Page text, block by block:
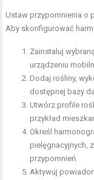
Ustaw przypomnienia o
Aby skonfigurować
Zainstaluj
urządzeniu
Dodaj rośliny,
dostępnej bazy
Utwórz profile
przykład
Określ
pielęgnacyjnych,
przypomnień.
Aktywuj